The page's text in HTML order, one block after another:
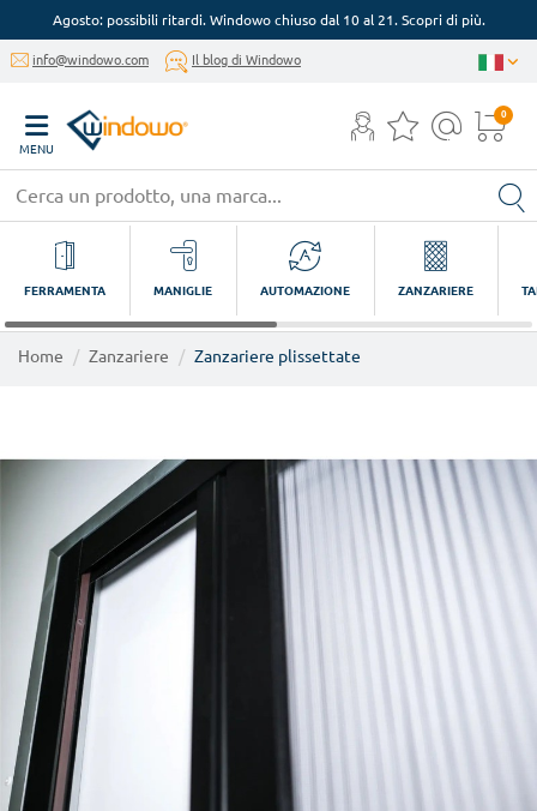
Agosto: possibili ritardi. Windowo chiuso dal 10 al 21. Scopri di più.
info@windowo.com Il blog di Windowo
MENU
0
FERRAMENTA MANIGLIE AUTOMAZIONE ZANZARIERE
Home Zanzariere Zanzariere plissettate